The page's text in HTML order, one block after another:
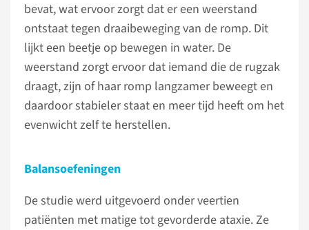
bevat, wat ervoor zorgt dat er een weerstand
ontstaat tegen draaibeweging van de romp. Dit
lijkt een beetje op bewegen in water. De
weerstand zorgt ervoor dat iemand die de rugzak
draagt, zijn of haar romp langzamer beweegt en
daardoor stabieler staat en meer tijd heeft om het
evenwicht zelf te herstellen.
Balansoefeningen
De studie werd uitgevoerd onder veertien
patiënten met matige tot gevorderde ataxie. Ze